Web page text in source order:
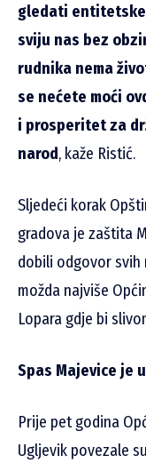
gledati
sviju nas bez
rudnika nema
se nećete moći
i prosperitet za
narod, kaže Ristić.
Sljedeći korak
gradova je zaštita
dobili odgovor svih
možda najviše
Lopara gdje bi
Spas Majevice je
Prije pet godina
Ugljevik povezale